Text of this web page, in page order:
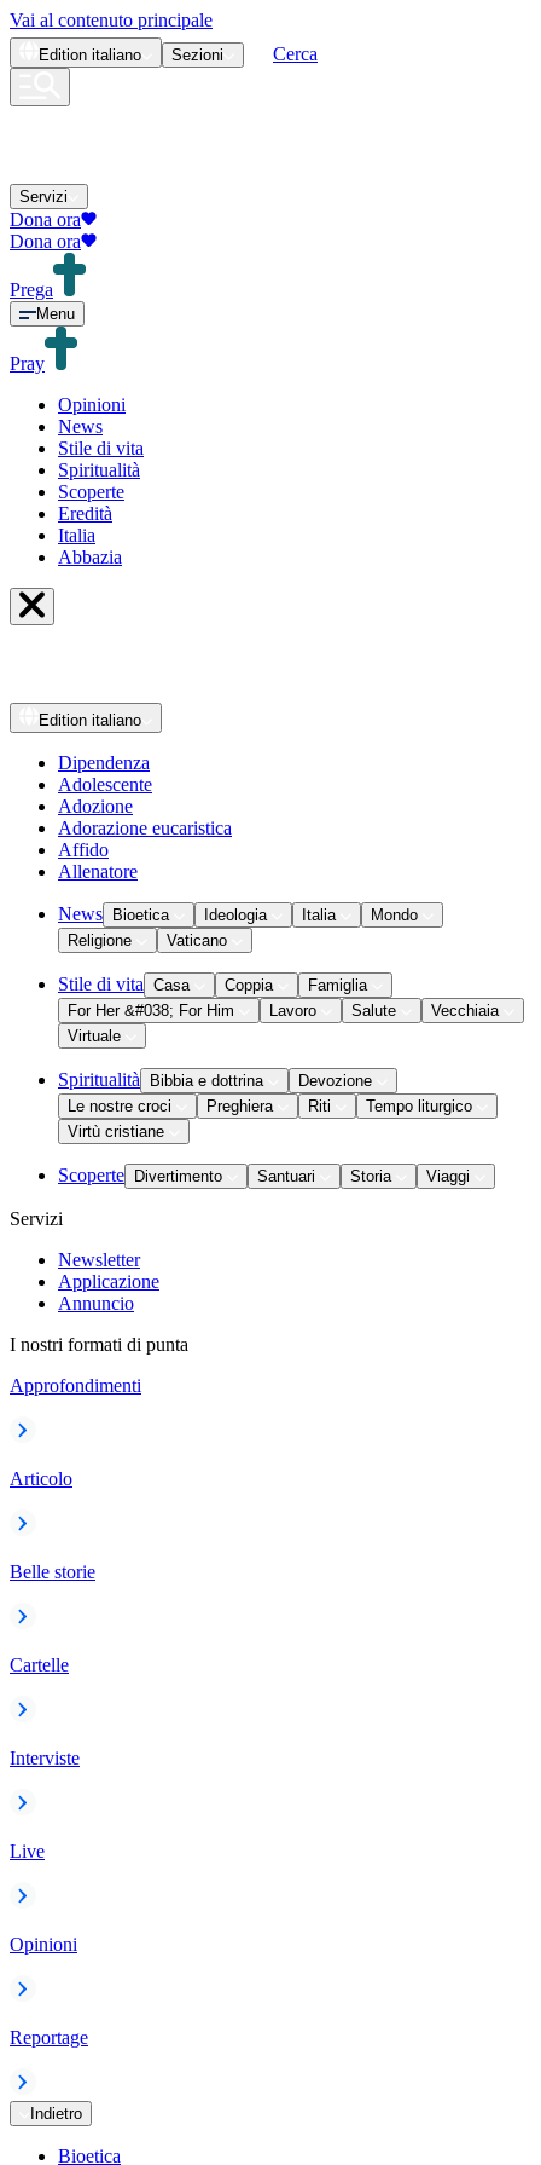
Vai al contenuto principale
Edition italiano Sezioni Cerca
Servizi
Dona ora
Dona ora
Prega
Menu
Pray
Opinioni
News
Stile di vita
Spiritualità
Scoperte
Eredità
Italia
Abbazia
Edition italiano
Dipendenza
Adolescente
Adozione
Adorazione eucaristica
Affido
Allenatore
News Bioetica Ideologia Italia
Mondo
Religione
Vaticano
Stile di vita Casa Coppia
Famiglia
For Her &#038; For Him
Lavoro Salute
Vecchiaia
Virtuale
Spiritualità Bibbia e dottrina
Devozione
Le nostre croci
Preghiera Riti
Tempo liturgico
Virtù cristiane
Scoperte Divertimento Santuari Storia Viaggi
Servizi
Newsletter
Applicazione
Annuncio
I nostri formati di punta
Approfondimenti
Articolo
Belle storie
Cartelle
Interviste
Live
Opinioni
Reportage
Indietro
Bioetica